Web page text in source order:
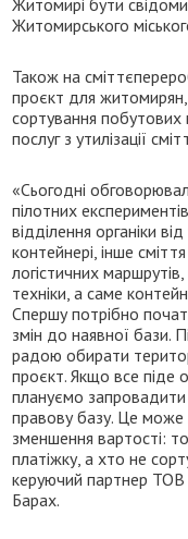
Житомирі бути
Житомирського
Також на
проєкт для
сортування побутових
послуг з утилізації
«Сьогодні
пілотних
відділення органіки
контейнері, інше
логістичних
техніки, а саме
Спершу потрібно
змін до наявної бази.
радою обирати
проєкт. Якщо все піде
плануємо
правову базу. Це може
зменшення вартості:
платіжку, а хто не
керуючий партнер ТОВ
Барах.